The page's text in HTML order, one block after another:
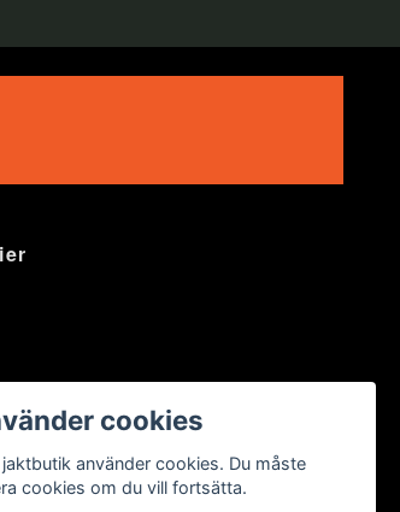
cookies
använder cookies. Du måste
cookies om du vill fortsätta.